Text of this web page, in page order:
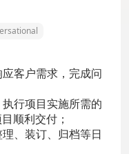
客户需求，完成问
行项目实施所需的
顺利交付；
、装订、归档等日